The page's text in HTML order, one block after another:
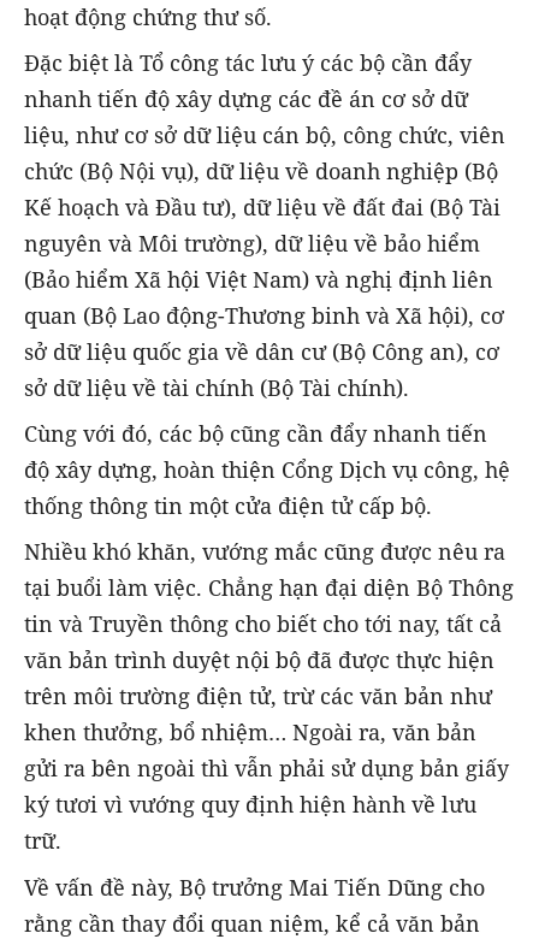
hoạt động chứng thư số.
Đặc biệt là Tổ công tác lưu ý các bộ cần đẩy
nhanh tiến độ xây dựng các đề án cơ sở dữ
liệu, như cơ sở dữ liệu cán bộ, công chức, viên
chức (Bộ Nội vụ), dữ liệu về doanh nghiệp (Bộ
Kế hoạch và Đầu tư), dữ liệu về đất đai (Bộ Tài
nguyên và Môi trường), dữ liệu về bảo hiểm
(Bảo hiểm Xã hội Việt Nam) và nghị định liên
quan (Bộ Lao động-Thương binh và Xã hội), cơ
sở dữ liệu quốc gia về dân cư (Bộ Công an), cơ
sở dữ liệu về tài chính (Bộ Tài chính).
Cùng với đó, các bộ cũng cần đẩy nhanh tiến
độ xây dựng, hoàn thiện Cổng Dịch vụ công, hệ
thống thông tin một cửa điện tử cấp bộ.
Nhiều khó khăn, vướng mắc cũng được nêu ra
tại buổi làm việc. Chẳng hạn đại diện Bộ Thông
tin và Truyền thông cho biết cho tới nay, tất cả
văn bản trình duyệt nội bộ đã được thực hiện
trên môi trường điện tử, trừ các văn bản như
khen thưởng, bổ nhiệm… Ngoài ra, văn bản
gửi ra bên ngoài thì vẫn phải sử dụng bản giấy
ký tươi vì vướng quy định hiện hành về lưu
trữ.
Về vấn đề này, Bộ trưởng Mai Tiến Dũng cho
rằng cần thay đổi quan niệm, kể cả văn bản